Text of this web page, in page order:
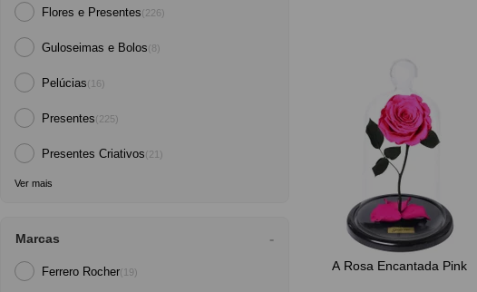
Flores e Presentes(226)
Guloseimas e Bolos(8)
Pelúcias(16)
Presentes(225)
Presentes Criativos(21)
Ver mais
Marcas
Ferrero Rocher(19) A Rosa Encantada Pink